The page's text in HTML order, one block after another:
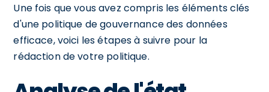
Une fois que vous avez compris les éléments clés
d'une politique de gouvernance des données
efficace, voici les étapes à suivre pour la
rédaction de votre politique.